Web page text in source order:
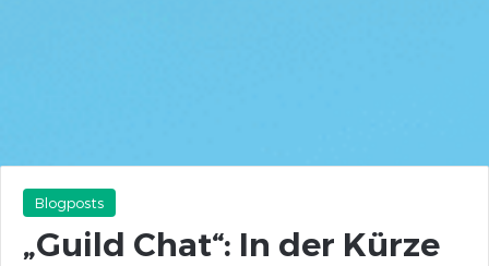
Blogposts
„Guild Chat“: In der Kürze